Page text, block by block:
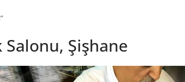
”
Salonu, Şişhane